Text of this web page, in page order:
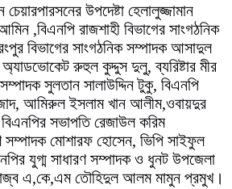
উপদেষ্টা হেলালুজ্জামান
,বিএনপি রাজশাহী বিভাগের সাংগঠনিক
বিভাগের সাংগঠনিক সম্পাদক আসাদুল
অ্যাডভোকেট রুহুল কুদ্দুস দুলু, ব্যরিষ্টার মীর
সুলতান সালাউদ্দিন টুকু, বিএনপি
আমিরুল ইসলাম খান আলীম,ওবায়দুর
সভাপতি রেজাউল করিম
সম্পাদক মোশারফ হোসেন, ভিপি সাইফুল
যুগ্ম সাধারণ সম্পাদক ও ধুনট উপজেলা
এ,কে,এম তৌহিদুল আলম মামুন প্রমুখ।